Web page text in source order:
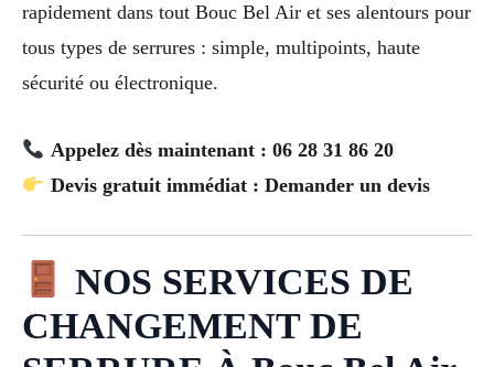
rapidement dans tout Bouc Bel Air et ses alentours pour
tous types de serrures : simple, multipoints, haute
sécurité ou électronique.
Appelez dès maintenant : 06 28 31 86 20
Devis gratuit immédiat : Demander un devis
NOS SERVICES DE
CHANGEMENT DE